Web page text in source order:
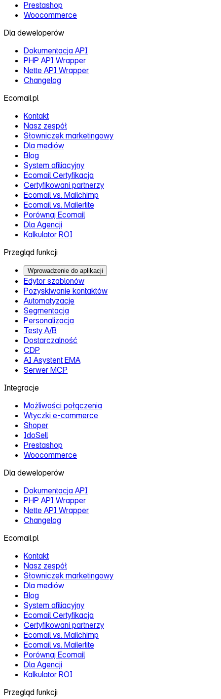
Prestashop
Woocommerce
Dla deweloperów
Dokumentacja API
PHP API Wrapper
Nette API Wrapper
Changelog
Ecomail.pl
Kontakt
Nasz zespół
Słowniczek marketingowy
Dla mediów
Blog
System afiliacyjny
Ecomail Certyfikacja
Certyfikowani partnerzy
Ecomail vs. Mailchimp
Ecomail vs. Mailerlite
Porównaj Ecomail
Dla Agencji
Kalkulator ROI
Przegląd funkcji
Wprowadzenie do aplikacji
Edytor szablonów
Pozyskiwanie kontaktów
Automatyzacje
Segmentacja
Personalizacja
Testy A/B
Dostarczalność
CDP
AI Asystent EMA
Serwer MCP
Integracje
Możliwości połączenia
Wtyczki e‑commerce
Shoper
IdoSell
Prestashop
Woocommerce
Dla deweloperów
Dokumentacja API
PHP API Wrapper
Nette API Wrapper
Changelog
Ecomail.pl
Kontakt
Nasz zespół
Słowniczek marketingowy
Dla mediów
Blog
System afiliacyjny
Ecomail Certyfikacja
Certyfikowani partnerzy
Ecomail vs. Mailchimp
Ecomail vs. Mailerlite
Porównaj Ecomail
Dla Agencji
Kalkulator ROI
Przegląd funkcji